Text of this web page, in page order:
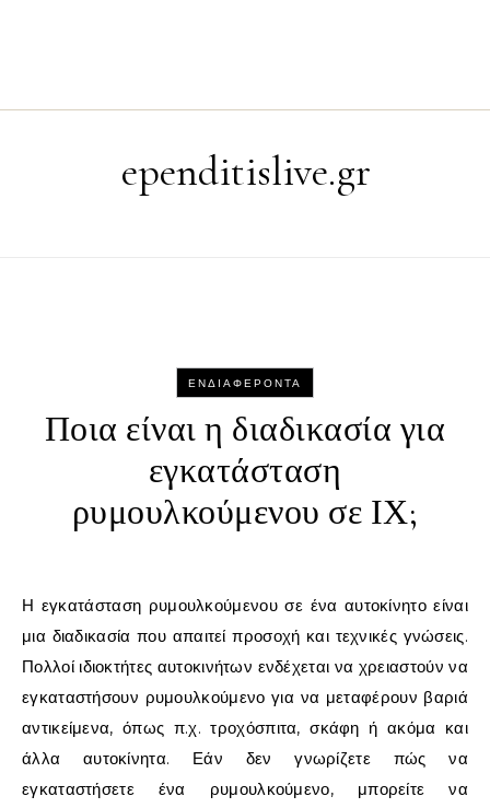
ependitislive.gr
ΕΝΔΙΑΦΈΡΟΝΤΑ
Ποια είναι η διαδικασία για
εγκατάσταση
ρυμουλκούμενου σε ΙΧ;
Η εγκατάσταση ρυμουλκούμενου σε ένα αυτοκίνητο είναι
μια διαδικασία που απαιτεί προσοχή και τεχνικές γνώσεις.
Πολλοί ιδιοκτήτες αυτοκινήτων ενδέχεται να χρειαστούν να
εγκαταστήσουν ρυμουλκούμενο για να μεταφέρουν βαριά
αντικείμενα, όπως π.χ. τροχόσπιτα, σκάφη ή ακόμα και
άλλα αυτοκίνητα. Εάν δεν γνωρίζετε πώς να
εγκαταστήσετε ένα ρυμουλκούμενο, μπορείτε να